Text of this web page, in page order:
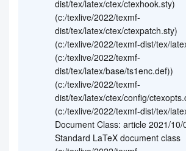
dist/tex/latex/ctex/ctexhook.sty)
(c:/texlive/2022/texmf-
dist/tex/latex/ctex/ctexpatch.sty)
(c:/texlive/2022/texmf-dist/tex/
(c:/texlive/2022/texmf-
dist/tex/latex/base/ts1enc.def))
(c:/texlive/2022/texmf-
dist/tex/latex/ctex/config/
(c:/texlive/2022/texmf-dist/tex/
Document Class: article 2021/10/
Standard LaTeX document class